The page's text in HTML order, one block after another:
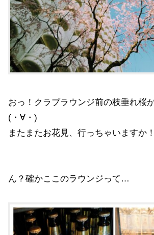
おっ！クラブラウンジ前の枝垂れ桜
(・∀・)
またまたお花見、行っちゃいますか
ん？確かここのラウンジって…